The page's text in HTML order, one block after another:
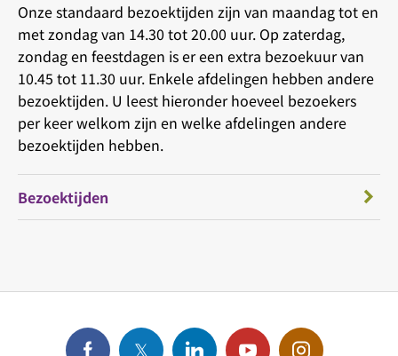
Onze standaard bezoektijden zijn van maandag tot en
met zondag van 14.30 tot 20.00 uur. Op zaterdag,
zondag en feestdagen is er een extra bezoekuur van
10.45 tot 11.30 uur. Enkele afdelingen hebben andere
bezoektijden. U leest hieronder hoeveel bezoekers
per keer welkom zijn en welke afdelingen andere
bezoektijden hebben.
Bezoektijden